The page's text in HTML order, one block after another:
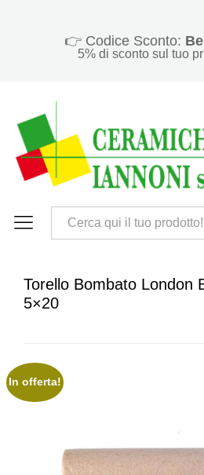
👉 Codice Sconto:
5% di sconto sul tuo
Torello Bombato London
5×20
In offerta!